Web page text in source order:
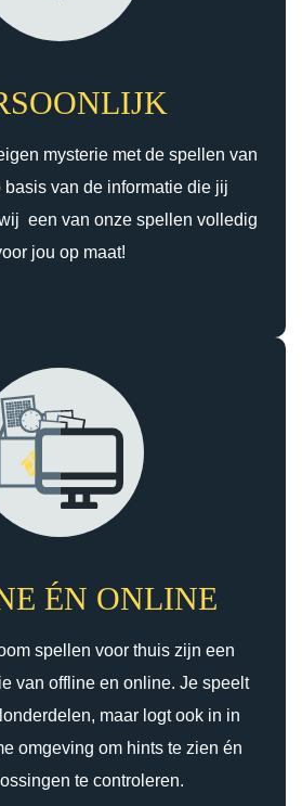
mysterie met de spellen van
basis van de informatie die jij
een van onze spellen volledig
jou op maat!
ÉN ONLINE
spellen voor thuis zijn een
van offline en online. Je speelt
maar logt ook in in
omgeving om hints te zien én
te controleren.